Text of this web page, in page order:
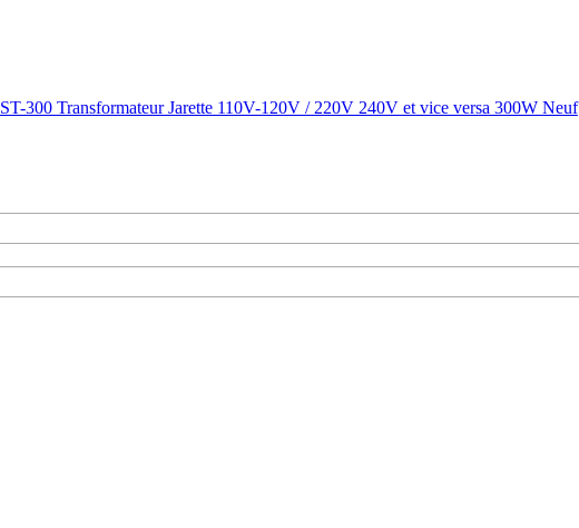
ST-300 Transformateur Jarette 110V-120V / 220V 240V et vice versa 300W Neuf